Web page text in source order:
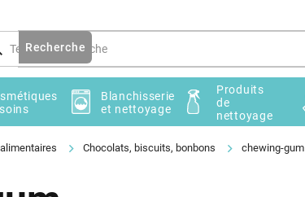
Recherche
Blanchisserie
et nettoyage
Produits
de
nettoyage
Chocolats, biscuits, bonbons chewing-gum